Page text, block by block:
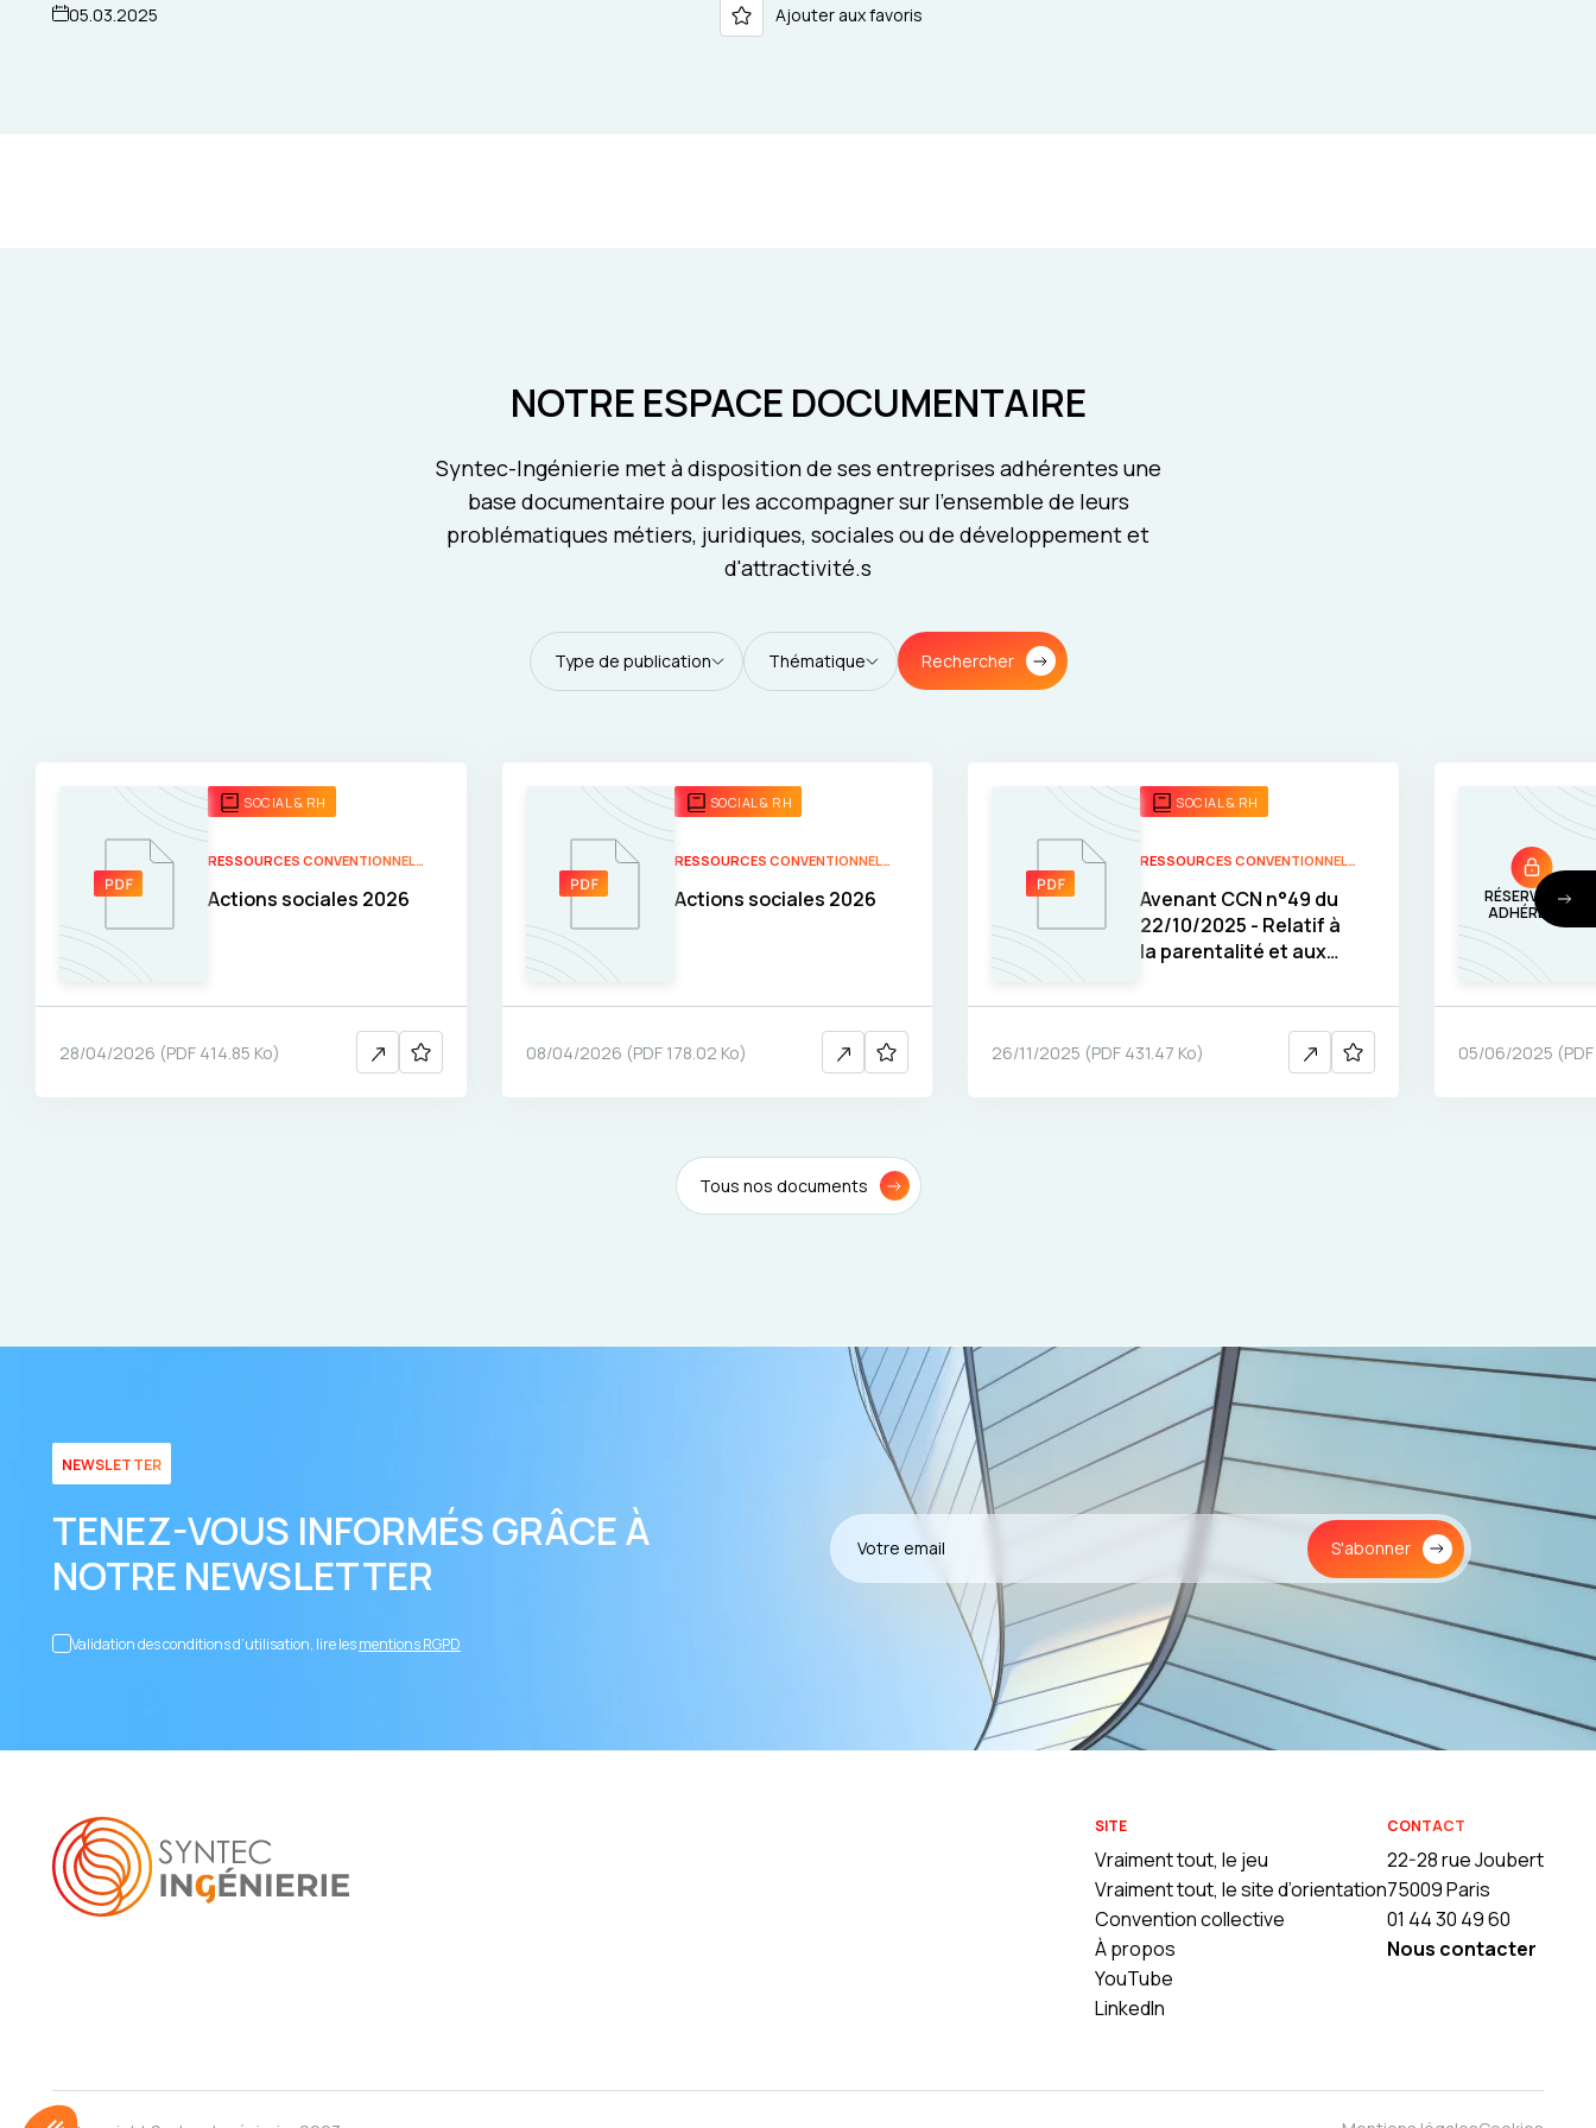
05.03.2025 Ajouter aux favoris
NOTRE ESPACE DOCUMENTAIRE
Syntec-Ingénierie met à disposition de ses entreprises adhérentes une
base documentaire pour les accompagner sur l'ensemble de leurs
problématiques métiers, juridiques, sociales ou de développement et
d'attractivité.s
Type de publication Thématique Rechercher
SOCIAL & RH
RESSOURCES CONVENTIONNELLES
Actions sociales 2026
28/04/2026 (PDF 414.85 Ko)
SOCIAL & RH
RESSOURCES CONVENTIONNELLES
Actions sociales 2026
08/04/2026 (PDF 178.02 Ko)
SOCIAL & RH
RESSOURCES CONVENTIONNELLES
Avenant CCN n°49 du
22/10/2025 - Relatif à
la parentalité et aux
26/11/2025 (PDF 431.47 Ko)
RÉSERVÉ AUX
ADHÉRENTS
05/06/2025 (PDF
Tous nos documents
NEWSLETTER
TENEZ-VOUS INFORMÉS GRÂCE À
NOTRE NEWSLETTER
Validation des conditions d’utilisation, lire lesmentions RGPD
S'abonner
SITE
Vraiment tout, le jeu
Vraiment tout, le site d’orientation
Convention collective
À propos
YouTube
LinkedIn
CONTACT
22-28 rue Joubert
75009 Paris
01 44 30 49 60
Nous contacter